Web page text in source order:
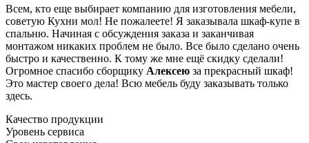
Всем, кто еще выбирает компанию для изготовления мебели,
советую Кухни мол! Не пожалеете! Я заказывала шкаф-купе в
спальню. Начиная с обсуждения заказа и заканчивая
монтажом никаких проблем не было. Все было сделано очень
быстро и качественно. К тому же мне ещё скидку сделали!
Огромное спасибо сборщику Алексею за прекрасный шкаф!
Это мастер своего дела! Всю мебель буду заказывать только
здесь.
Качество продукции
Уровень сервиса